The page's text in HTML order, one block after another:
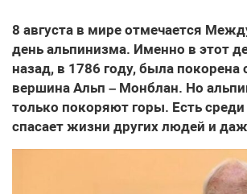
8 августа в мире отмечается
день альпинизма. Именно в этот
назад, в 1786 году, была
вершина Альп – Монблан. Но
только покоряют горы. Есть среди
спасает жизни других людей и